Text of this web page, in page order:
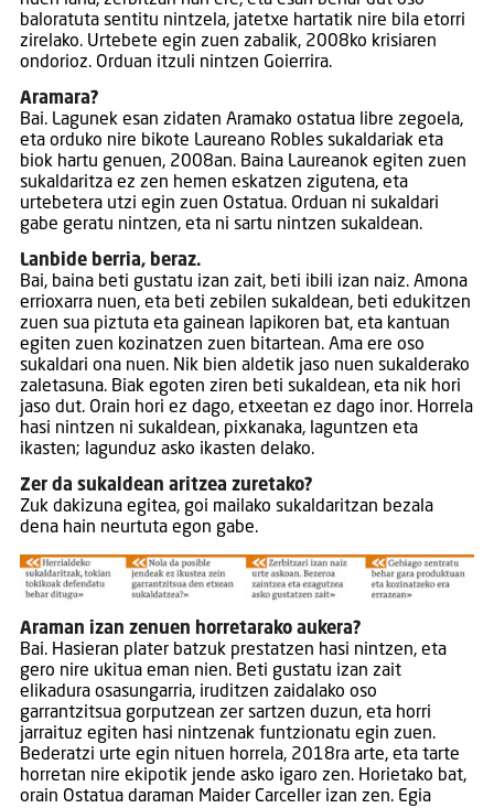
baloratuta sentitu nintzela, jatetxe hartatik nire bila etorri
zirelako. Urtebete egin zuen zabalik, 2008ko krisiaren
ondorioz. Orduan itzuli nintzen Goierrira.
Aramara?
Bai. Lagunek esan zidaten Aramako ostatua libre zegoela,
eta orduko nire bikote Laureano Robles sukaldariak eta
biok hartu genuen, 2008an. Baina Laureanok egiten zuen
sukaldaritza ez zen hemen eskatzen zigutena, eta
urtebetera utzi egin zuen Ostatua. Orduan ni sukaldari
gabe geratu nintzen, eta ni sartu nintzen sukaldean.
Lanbide berria, beraz.
Bai, baina beti gustatu izan zait, beti ibili izan naiz. Amona
errioxarra nuen, eta beti zebilen sukaldean, beti edukitzen
zuen sua piztuta eta gainean lapikoren bat, eta kantuan
egiten zuen kozinatzen zuen bitartean. Ama ere oso
sukaldari ona nuen. Nik bien aldetik jaso nuen sukalderako
zaletasuna. Biak egoten ziren beti sukaldean, eta nik hori
jaso dut. Orain hori ez dago, etxeetan ez dago inor. Horrela
hasi nintzen ni sukaldean, pixkanaka, laguntzen eta
ikasten; lagunduz asko ikasten delako.
Zer da sukaldean aritzea zuretako?
Zuk dakizuna egitea, goi mailako sukaldaritzan bezala
dena hain neurtuta egon gabe.
Araman izan zenuen horretarako aukera?
Bai. Hasieran plater batzuk prestatzen hasi nintzen, eta
gero nire ukitua eman nien. Beti gustatu izan zait
elikadura osasungarria, iruditzen zaidalako oso
garrantzitsua gorputzean zer sartzen duzun, eta horri
jarraituz egiten hasi nintzenak funtzionatu egin zuen.
Bederatzi urte egin nituen horrela, 2018ra arte, eta tarte
horretan nire ekipotik jende asko igaro zen. Horietako bat,
orain Ostatua daraman Maider Carceller izan zen. Egia